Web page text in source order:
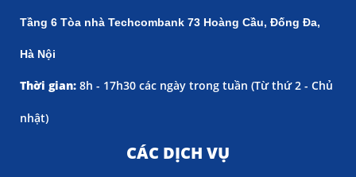
Tầng 6 Tòa nhà Techcombank 73 Hoàng Cầu, Đống Đa,
Hà Nội
Thời gian: 8h - 17h30 các ngày trong tuần (Từ thứ 2 - Chủ
nhật)
CÁC DỊCH VỤ